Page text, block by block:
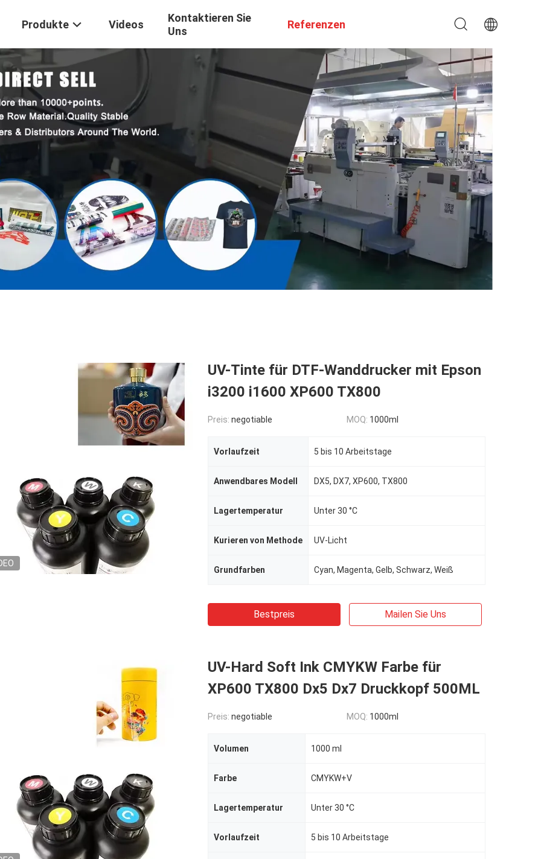
Produkte Videos
Kontaktieren Sie
Uns
Referenzen
UV-Tinte für DTF-Wanddrucker mit Epson
i3200 i1600 XP600 TX800
Preis: negotiable MOQ: 1000ml
Vorlaufzeit 5 bis 10 Arbeitstage
Anwendbares Modell DX5, DX7, XP600, TX800
Lagertemperatur Unter 30 °C
Kurieren von Methode UV-Licht
Grundfarben Cyan, Magenta, Gelb, Schwarz, Weiß
Bestpreis Mailen Sie Uns
UV-Hard Soft Ink CMYKW Farbe für
XP600 TX800 Dx5 Dx7 Druckkopf 500ML
Preis: negotiable MOQ: 1000ml
Volumen 1000 ml
Farbe CMYKW+V
Lagertemperatur Unter 30 °C
Vorlaufzeit 5 bis 10 Arbeitstage